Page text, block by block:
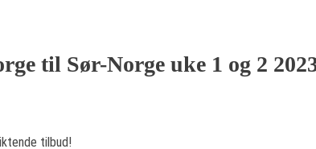
til Sør-Norge uke 1 og 2
tilbud!